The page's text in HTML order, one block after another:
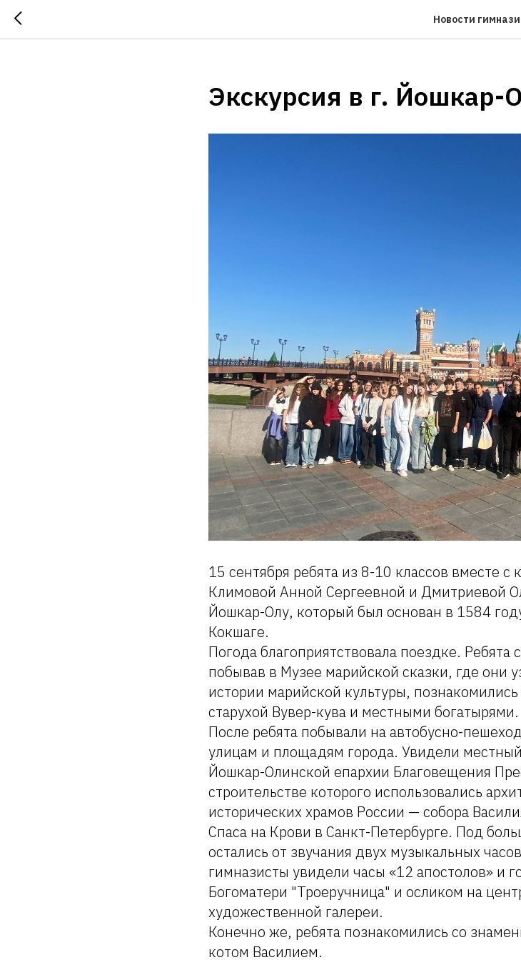
Новости
Экскурсия в г. Йошкар-
15 сентября ребята из 8-10 классов вместе
Климовой Анной Сергеевной и Дмитриевой
Йошкар-Олу, который был основан в 1584
Кокшаге.
Погода благоприятствовала поездке. Ребята
побывав в Музее марийской сказки, где они
истории марийской культуры,
старухой Вувер-кува и местными богатырями.
После ребята побывали на автобусно-
улицам и площадям города. Увидели
Йошкар-Олинской епархии Благовещения
строительстве которого использовались
исторических храмов России — собора
Спаса на Крови в Санкт-Петербурге. Под
остались от звучания двух музыкальных
гимназисты увидели часы «12 апостолов» и
Богоматери "Троеручница" и осликом на
художественной галереи.
Конечно же, ребята познакомились со
котом Василием.